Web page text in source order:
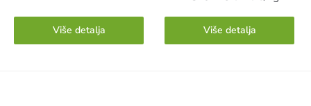
Više detalja Više detalja